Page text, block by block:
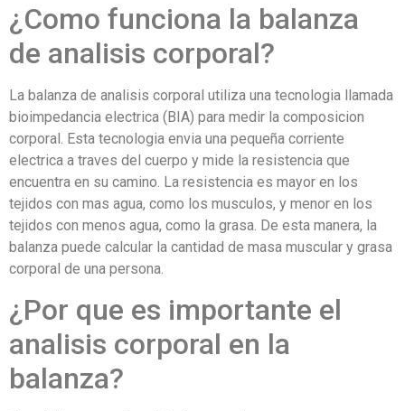
¿Como funciona la balanza
de analisis corporal?
La balanza de analisis corporal utiliza una tecnologia llamada
bioimpedancia electrica (BIA) para medir la composicion
corporal. Esta tecnologia envia una pequeña corriente
electrica a traves del cuerpo y mide la resistencia que
encuentra en su camino. La resistencia es mayor en los
tejidos con mas agua, como los musculos, y menor en los
tejidos con menos agua, como la grasa. De esta manera, la
balanza puede calcular la cantidad de masa muscular y grasa
corporal de una persona.
¿Por que es importante el
analisis corporal en la
balanza?